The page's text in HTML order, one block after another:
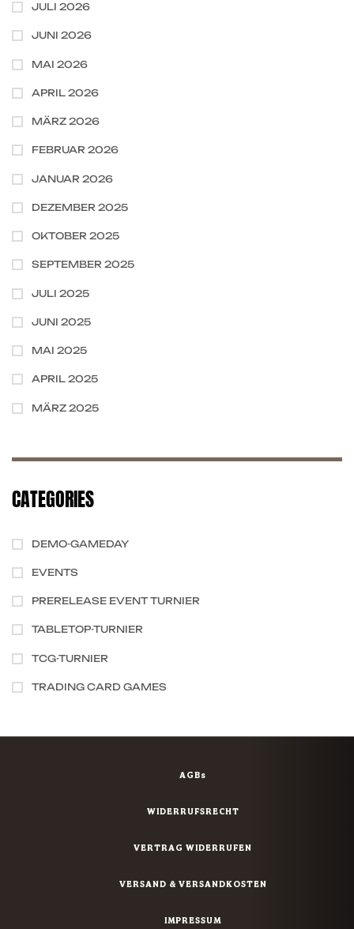
JULI 2026
JUNI 2026
MAI 2026
APRIL 2026
MÄRZ 2026
FEBRUAR 2026
JANUAR 2026
DEZEMBER 2025
OKTOBER 2025
SEPTEMBER 2025
JULI 2025
JUNI 2025
MAI 2025
APRIL 2025
MÄRZ 2025
CATEGORIES
DEMO-GAMEDAY
EVENTS
PRERELEASE EVENT TURNIER
TABLETOP-TURNIER
TCG-TURNIER
TRADING CARD GAMES
AGBs
WIDERRUFSRECHT
VERTRAG WIDERRUFEN
VERSAND & VERSANDKOSTEN
IMPRESSUM